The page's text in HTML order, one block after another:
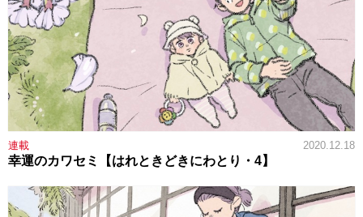
連載 2020.12.18
幸運のカワセミ【はれときどきにわとり・4】